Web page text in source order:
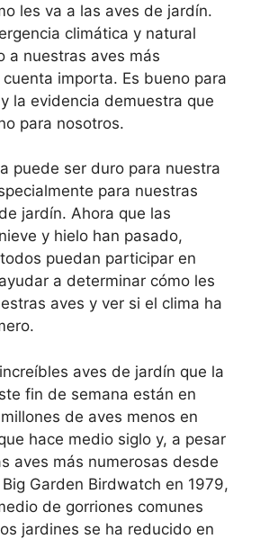
les va a las aves de jardín.
climática y natural
a nuestras aves más
importa. Es bueno para
la evidencia demuestra que
para nosotros.
puede ser duro para nuestra
para nuestras
jardín. Ahora que las
y hielo han pasado,
puedan participar en
a determinar cómo les
aves y ver si el clima ha
aves de jardín que la
fin de semana están en
de aves menos en
hace medio siglo y, a pesar
aves más numerosas desde
Garden Birdwatch en 1979,
de gorriones comunes
jardines se ha reducido en